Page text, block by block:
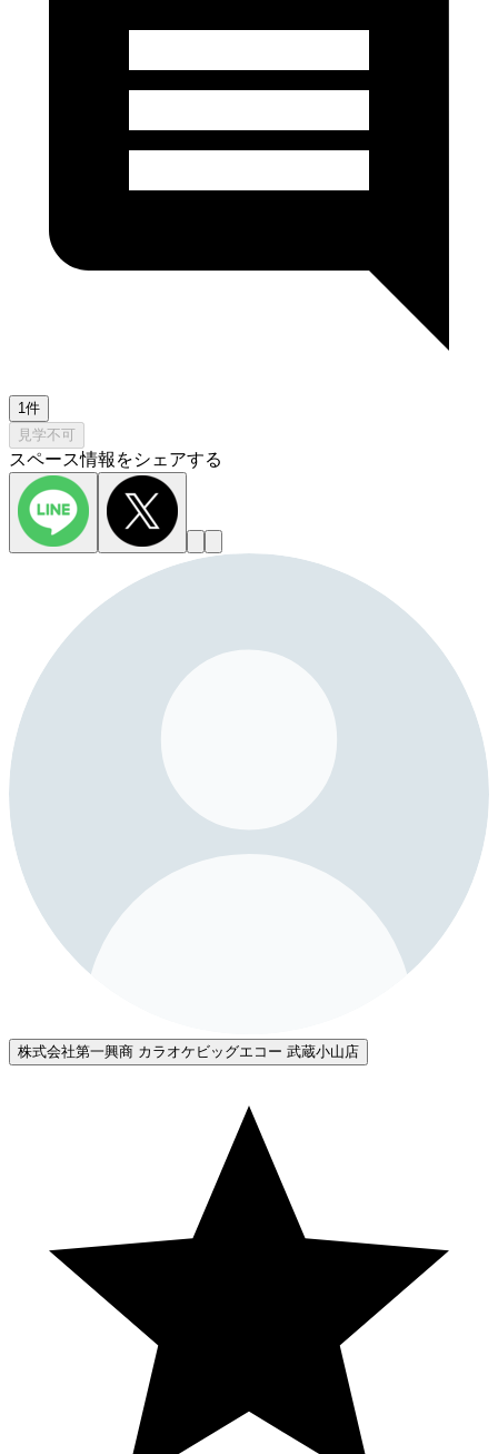
1件
見学不可
スペース情報をシェアする
株式会社第一興商 カラオケビッグエコー 武蔵小山店